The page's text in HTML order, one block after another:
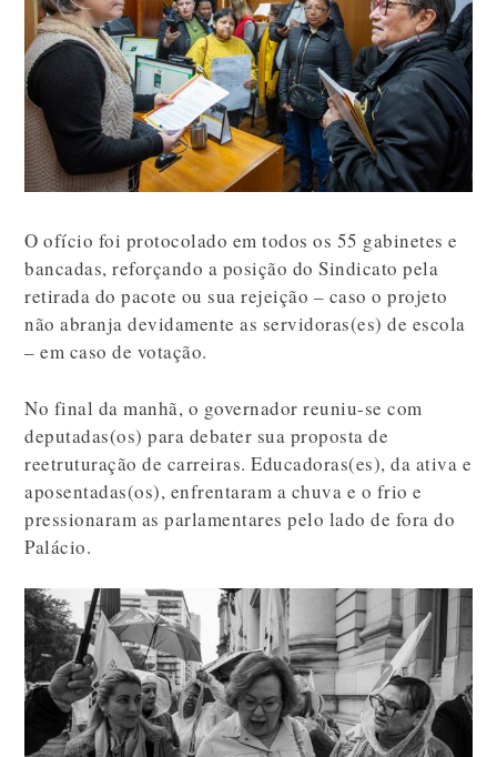
O ofício foi protocolado em todos os 55 gabinetes e
bancadas, reforçando a posição do Sindicato pela
retirada do pacote ou sua rejeição – caso o projeto
não abranja devidamente as servidoras(es) de escola
– em caso de votação.
No final da manhã, o governador reuniu-se com
deputadas(os) para debater sua proposta de
reetruturação de carreiras. Educadoras(es), da ativa e
aposentadas(os), enfrentaram a chuva e o frio e
pressionaram as parlamentares pelo lado de fora do
Palácio.